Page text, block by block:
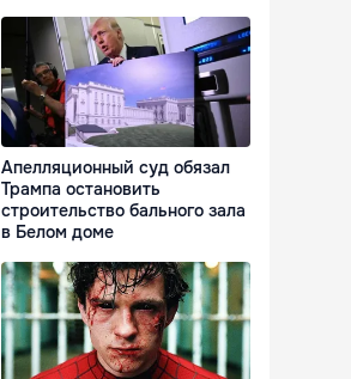
Апелляционный суд обязал
Трампа остановить
строительство бального зала
в Белом доме